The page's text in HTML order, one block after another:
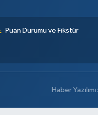
Puan Durumu ve Fikstür
Haber Yazılımı: